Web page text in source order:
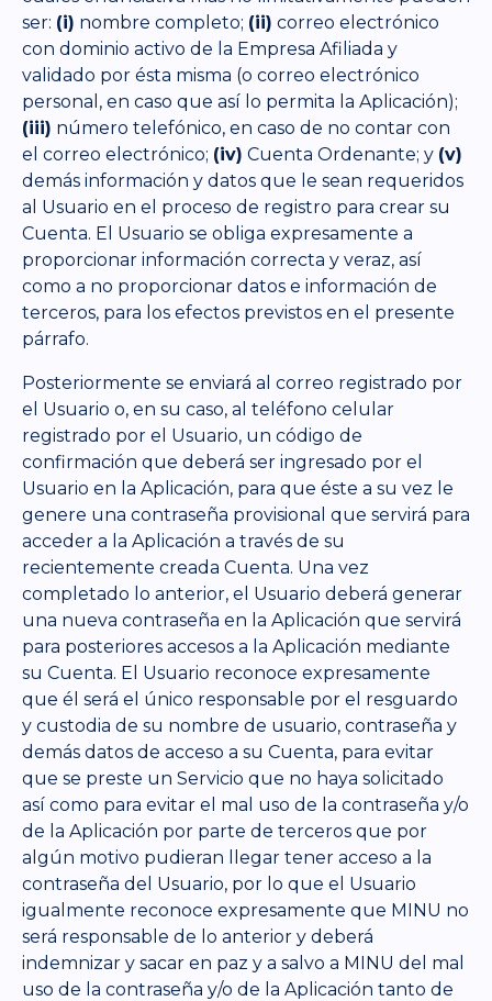
ser: (i) nombre completo; (ii) correo electrónico
con dominio activo de la Empresa Afiliada y
validado por ésta misma (o correo electrónico
personal, en caso que así lo permita la Aplicación);
(iii) número telefónico, en caso de no contar con
el correo electrónico; (iv) Cuenta Ordenante; y (v)
demás información y datos que le sean requeridos
al Usuario en el proceso de registro para crear su
Cuenta. El Usuario se obliga expresamente a
proporcionar información correcta y veraz, así
como a no proporcionar datos e información de
terceros, para los efectos previstos en el presente
párrafo.
Posteriormente se enviará al correo registrado por
el Usuario o, en su caso, al teléfono celular
registrado por el Usuario, un código de
confirmación que deberá ser ingresado por el
Usuario en la Aplicación, para que éste a su vez le
genere una contraseña provisional que servirá para
acceder a la Aplicación a través de su
recientemente creada Cuenta. Una vez
completado lo anterior, el Usuario deberá generar
una nueva contraseña en la Aplicación que servirá
para posteriores accesos a la Aplicación mediante
su Cuenta. El Usuario reconoce expresamente
que él será el único responsable por el resguardo
y custodia de su nombre de usuario, contraseña y
demás datos de acceso a su Cuenta, para evitar
que se preste un Servicio que no haya solicitado
así como para evitar el mal uso de la contraseña y/o
de la Aplicación por parte de terceros que por
algún motivo pudieran llegar tener acceso a la
contraseña del Usuario, por lo que el Usuario
igualmente reconoce expresamente que MINU no
será responsable de lo anterior y deberá
indemnizar y sacar en paz y a salvo a MINU del mal
uso de la contraseña y/o de la Aplicación tanto de